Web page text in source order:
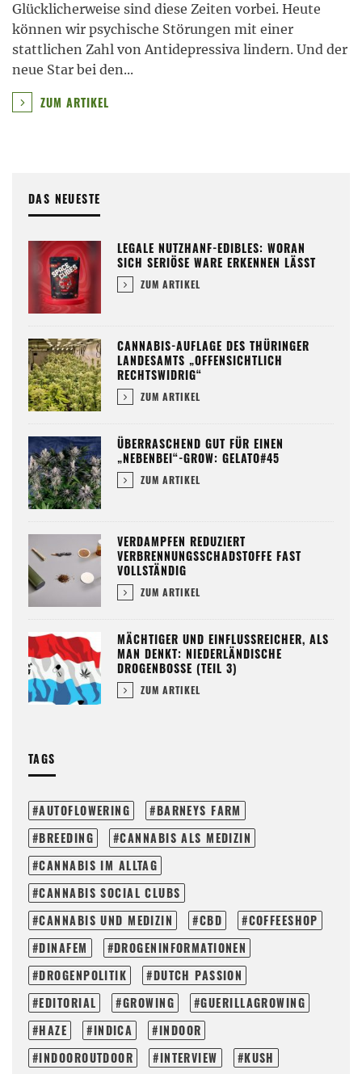
Glücklicherweise sind diese Zeiten vorbei. Heute
können wir psychische Störungen mit einer
stattlichen Zahl von Antidepressiva lindern. Und der
neue Star bei den...
ZUM ARTIKEL
DAS NEUESTE
LEGALE NUTZHANF-EDIBLES: WORAN
SICH SERIÖSE WARE ERKENNEN LÄSST
ZUM ARTIKEL
CANNABIS-AUFLAGE DES THÜRINGER
LANDESAMTS „OFFENSICHTLICH
RECHTSWIDRIG“
ZUM ARTIKEL
ÜBERRASCHEND GUT FÜR EINEN
„NEBENBEI“-GROW: GELATO#45
ZUM ARTIKEL
VERDAMPFEN REDUZIERT
VERBRENNUNGSSCHADSTOFFE FAST
VOLLSTÄNDIG
ZUM ARTIKEL
MÄCHTIGER UND EINFLUSSREICHER, ALS
MAN DENKT: NIEDERLÄNDISCHE
DROGENBOSSE (TEIL 3)
ZUM ARTIKEL
TAGS
AUTOFLOWERING
BARNEYS FARM
BREEDING
CANNABIS ALS MEDIZIN
CANNABIS IM ALLTAG
CANNABIS SOCIAL CLUBS
CANNABIS UND MEDIZIN
CBD
COFFEESHOP
DINAFEM
DROGENINFORMATIONEN
DROGENPOLITIK
DUTCH PASSION
EDITORIAL
GROWING
GUERILLAGROWING
HAZE
INDICA
INDOOR
INDOOROUTDOOR
INTERVIEW
KUSH